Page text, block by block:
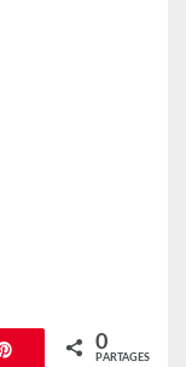
Épingle 0
PARTAGES